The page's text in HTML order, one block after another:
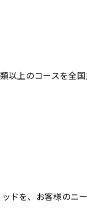
以上のコースを全
ドを、お客様のニ